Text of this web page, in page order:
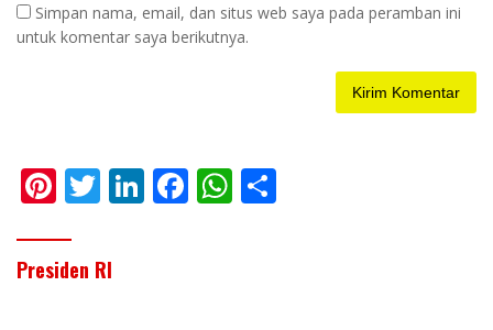
Simpan nama, email, dan situs web saya pada peramban ini
untuk komentar saya berikutnya.
Pi
er
e
T
itt
er
Li F W
Presiden RI